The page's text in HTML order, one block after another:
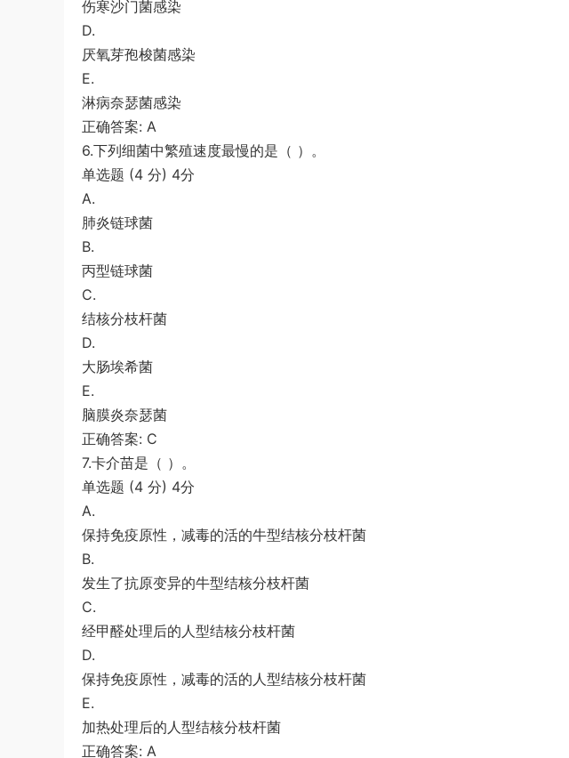
伤寒沙门菌感染
D.
厌氧芽孢梭菌感染
E.
淋病奈瑟菌感染
正确答案: A
6.下列细菌中繁殖速度最慢的是（ ）。
单选题 (4 分) 4分
A.
肺炎链球菌
B.
丙型链球菌
C.
结核分枝杆菌
D.
大肠埃希菌
E.
脑膜炎奈瑟菌
正确答案: C
7.卡介苗是（ ）。
单选题 (4 分) 4分
A.
保持免疫原性，减毒的活的牛型结核分枝杆菌
B.
发生了抗原变异的牛型结核分枝杆菌
C.
经甲醛处理后的人型结核分枝杆菌
D.
保持免疫原性，减毒的活的人型结核分枝杆菌
E.
加热处理后的人型结核分枝杆菌
正确答案: A